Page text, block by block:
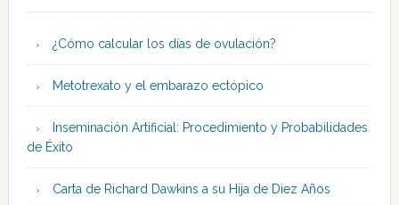
¿Cómo calcular los días de ovulación?
Metotrexato y el embarazo ectópico
Inseminación Artificial: Procedimiento y Probabilidades
de Éxito
Carta de Richard Dawkins a su Hija de Diez Años